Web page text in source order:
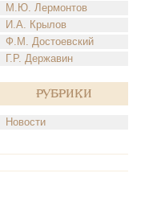
М.Ю. Лермонтов
И.А. Крылов
Ф.М. Достоевский
Г.Р. Державин
Рубрики
Новости